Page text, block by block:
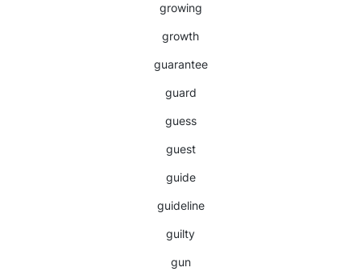
growing
growth
guarantee
guard
guess
guest
guide
guideline
guilty
gun